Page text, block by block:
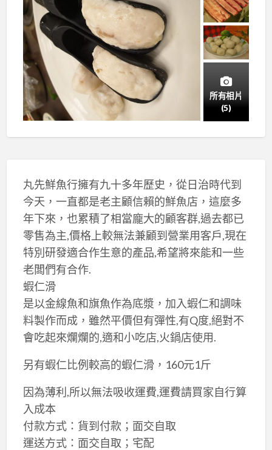
所有相片
(5)
丸先鮮魚行擁有九十多年歷史，從日治時代到
今天，一直都是老主顧信賴的鮮魚店，這麼多
年下來，也累積了相當龐大的顧客群,過去都已
零售為主,價格上較無法兼顧到營業用客戶,現在
特別研發適合作生意的產品,希望將來能和一些
老闆們有合作.
蝦仁滑
是以金線魚和旗魚作為底漿，加入蝦仁和調味
料製作而成，雖然平價但有彈性,有Q度,絕對不
會吃起來爛爛的,適和小吃店,火鍋店使用.
另有蝦仁比例較高的蝦仁滑，160元1斤
因為薄利,所以無法吸收運費,運費請買家自行算
入成本
付款方式：貨到付款；面交自取
運送方式：面交自取；宅配